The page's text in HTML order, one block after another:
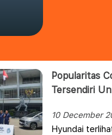
Popularitas
Tersendiri
10 December
Hyundai